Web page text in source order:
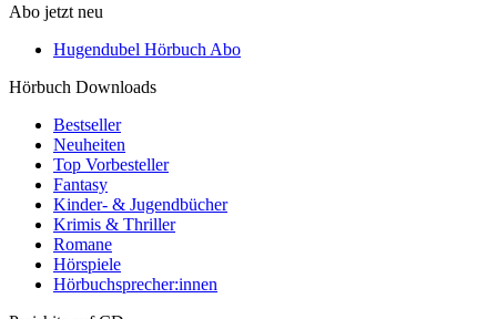
Abo jetzt neu
Hugendubel Hörbuch Abo
Hörbuch Downloads
Bestseller
Neuheiten
Top Vorbesteller
Fantasy
Kinder- & Jugendbücher
Krimis & Thriller
Romane
Hörspiele
Hörbuchsprecher:innen